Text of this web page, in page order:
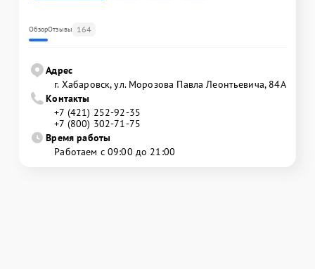
ОбзорОтзывы 164
Адрес
г. Хабаровск, ул. Морозова Павла Леонтьевича, 84А
Контакты
+7 (421) 252-92-35
+7 (800) 302-71-75
Время работы
Работаем с 09:00 до 21:00